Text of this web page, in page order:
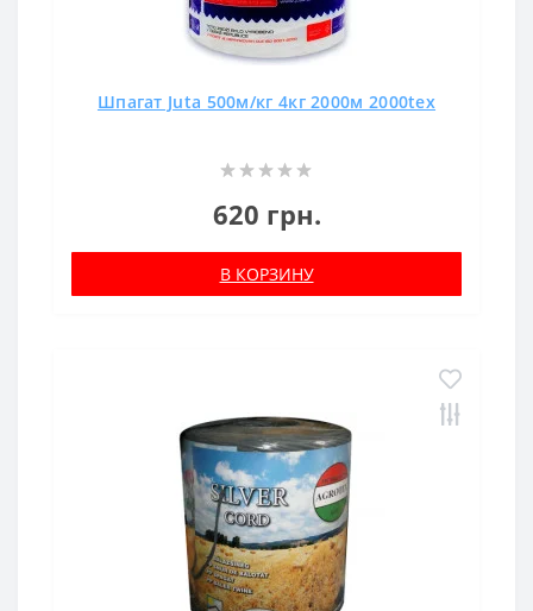
Шпагат Juta 500м/кг 4кг 2000м 2000tex
620 грн.
В КОРЗИНУ